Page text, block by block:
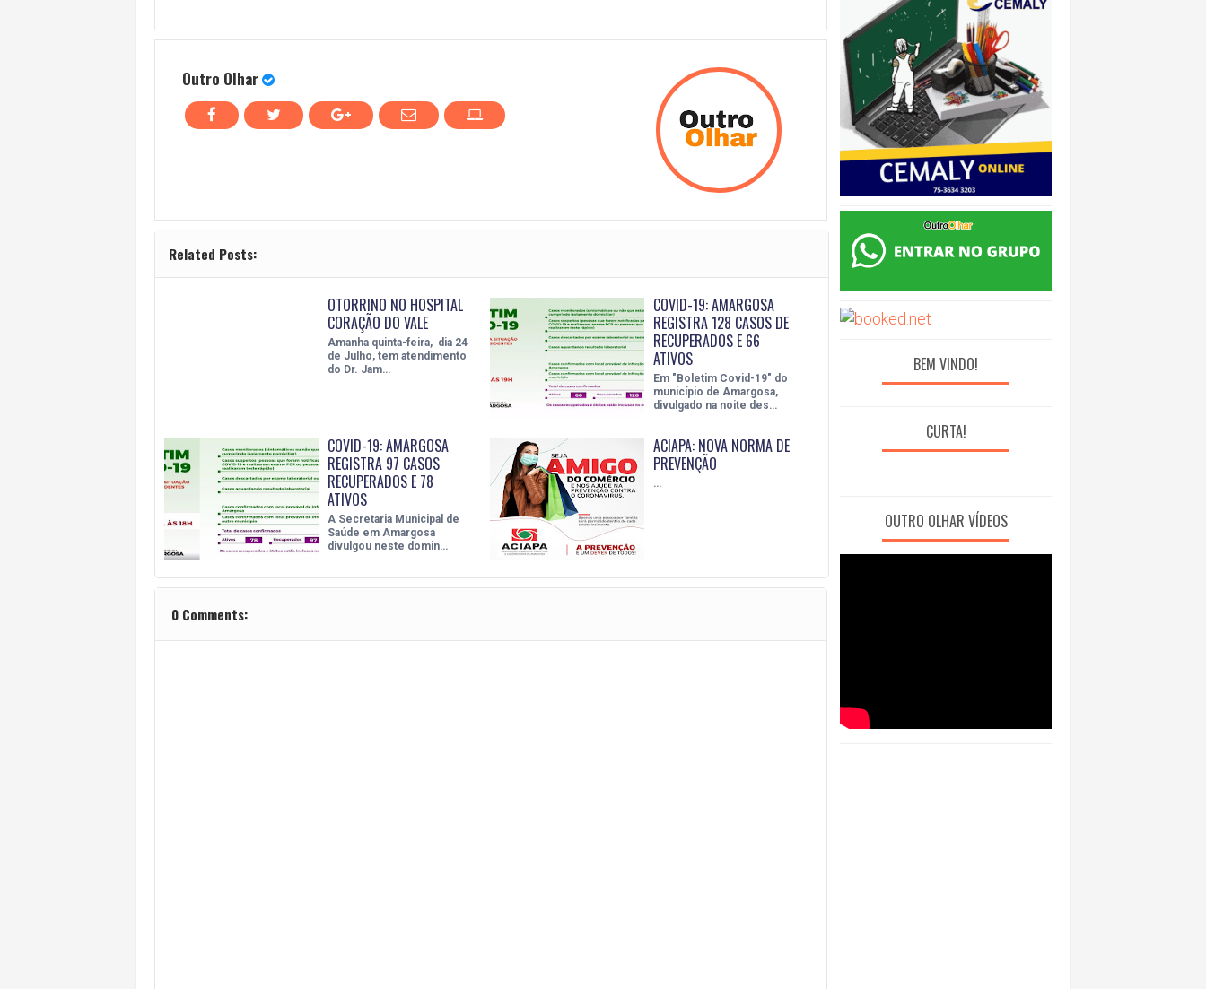
Outro Olhar
Related Posts:
OTORRINO NO HOSPITAL
CORAÇÃO DO VALE
Amanha quinta-feira, dia 24
de Julho, tem atendimento
do Dr. Jam…
COVID-19: AMARGOSA
REGISTRA 128 CASOS DE
RECUPERADOS E 66
ATIVOS
Em "Boletim Covid-19" do
município de Amargosa,
divulgado na noite des…
COVID-19: AMARGOSA
REGISTRA 97 CASOS
RECUPERADOS E 78
ATIVOS
A Secretaria Municipal de
Saúde em Amargosa
divulgou neste domin…
ACIAPA: NOVA NORMA DE
PREVENÇÃO
…
0 Comments:
BEM VINDO!
CURTA!
OUTRO OLHAR VÍDEOS